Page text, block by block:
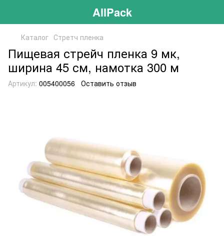
AllPack
Каталог Стретч пленка
Пищевая стрейч пленка 9 мк,
ширина 45 см, намотка 300 м
Артикул: 005400056 Оставить отзыв